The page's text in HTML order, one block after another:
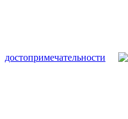
достопримечательности